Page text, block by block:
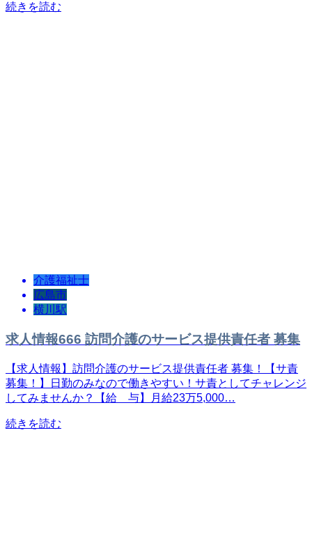
続きを読む
介護福祉士
広島市
横川駅
求人情報666 訪問介護のサービス提供責任者 募集
【求人情報】訪問介護のサービス提供責任者 募集！【サ責
募集！】日勤のみなので働きやすい！サ責としてチャレンジ
してみませんか？【給 与】月給23万5,000…
続きを読む